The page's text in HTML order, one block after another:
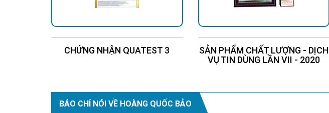
CHỨNG NHẬN QUATEST 3
SẢN PHẨM CHẤT LƯỢNG - DỊCH
VỤ TIN DÙNG LẦN VII - 2020
BÁO CHÍ NÓI VỀ HOÀNG QUỐC BẢO